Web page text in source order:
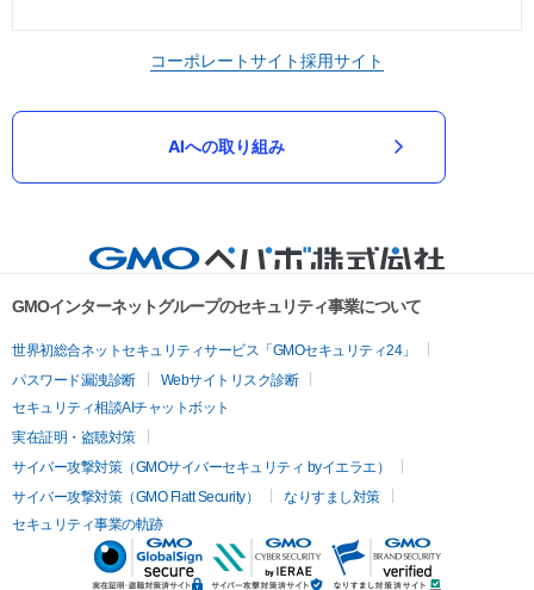
コーポレートサイト採用サイト
AIへの取り組み
GMOインターネットグループのセキュリティ事業について
世界初総合ネットセキュリティサービス「GMOセキュリティ24」
パスワード漏洩診断
Webサイトリスク診断
セキュリティ相談AIチャットボット
実在証明・盗聴対策
サイバー攻撃対策（GMOサイバーセキュリティ byイエラエ）
サイバー攻撃対策（GMO Flatt Security）
なりすまし対策
セキュリティ事業の軌跡